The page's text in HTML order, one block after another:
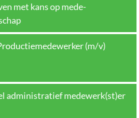
met kans op mede-
(m/v)
administratief medewerk(st)er